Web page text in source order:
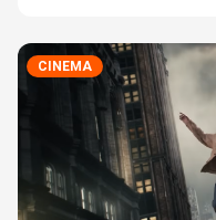
CINEMA